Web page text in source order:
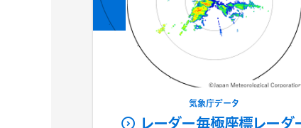
気象庁データ
レーダー毎極座標レーダ